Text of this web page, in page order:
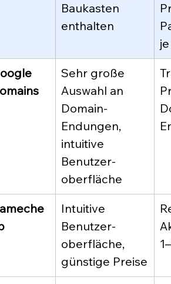
Baukasten
enthalten
Sehr große
Auswahl an
Domain-
Endungen,
intuitive
Benutzer-
oberfläche
Intuitive
Benutzer-
oberfläche,
günstige Preise